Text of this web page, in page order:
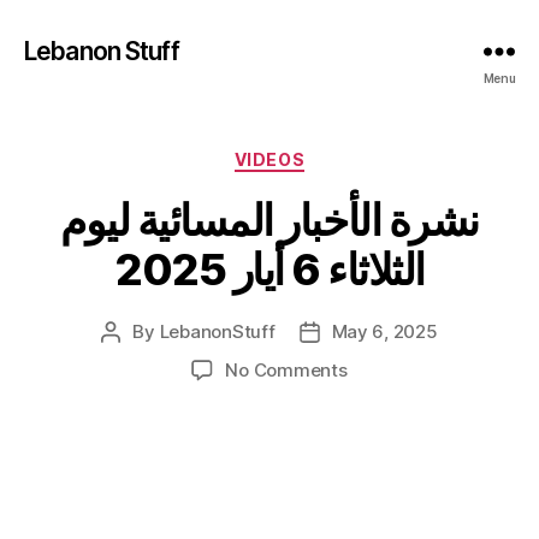
Lebanon Stuff
Menu
Categories
VIDEOS
نشرة الأخبار المسائية ليوم
الثلاثاء 6 أيار 2025
Post
By LebanonStuff
PostMay 6, 2025
No Commentson